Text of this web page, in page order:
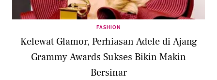
FASHION
Kelewat Glamor, Perhiasan Adele di Ajang
Grammy Awards Sukses Bikin Makin
Bersinar